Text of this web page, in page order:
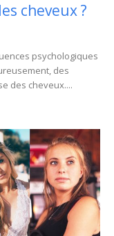
cheveux ?
psychologiques
des
des cheveux....